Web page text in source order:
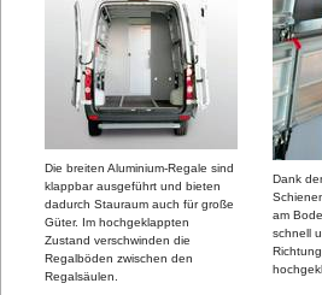
Die breiten Aluminium-Regale sind
klappbar ausgeführt und bieten
dadurch Stauraum auch für große
Güter. Im hochgeklappten
Zustand verschwinden die
Regalböden zwischen den
Regalsäulen.
Dank
am
schnell